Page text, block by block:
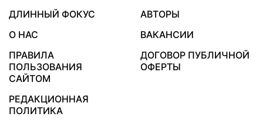
ДЛИННЫЙ ФОКУС
АВТОРЫ
О НАС
ВАКАНСИИ
ПРАВИЛА
ПОЛЬЗОВАНИЯ
САЙТОМ
ДОГОВОР ПУБЛИЧНОЙ
ОФЕРТЫ
РЕДАКЦИОННАЯ
ПОЛИТИКА